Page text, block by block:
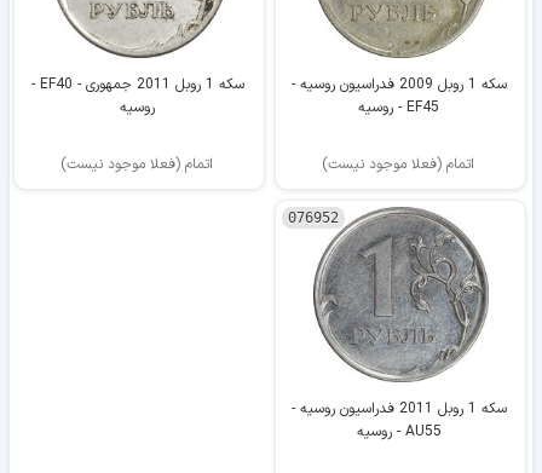
سکه 1 روبل 2009 فدراسیون روسیه -
EF45 - روسیه
اتمام (فعلا موجود نیست)
سکه 1 روبل 2011 جمهوری - EF40 -
روسیه
اتمام (فعلا موجود نیست)
076952
سکه 1 روبل 2011 فدراسیون روسیه -
AU55 - روسیه